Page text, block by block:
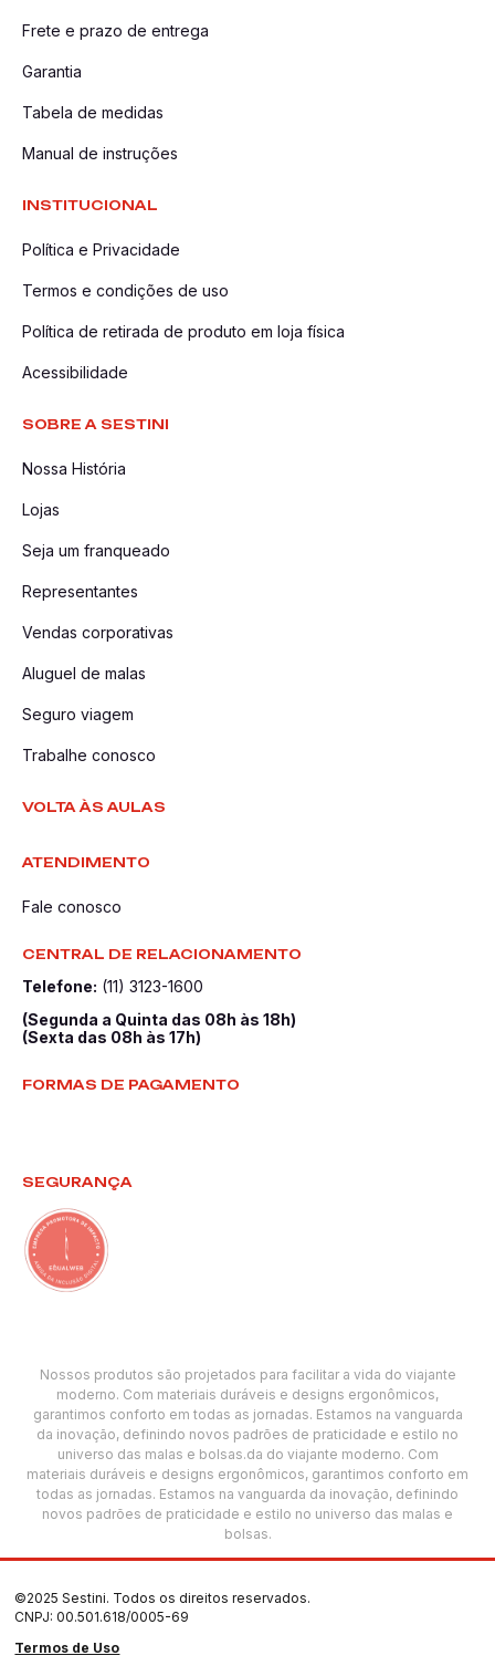
Frete e prazo de entrega
Garantia
Tabela de medidas
Manual de instruções
INSTITUCIONAL
Política e Privacidade
Termos e condições de uso
Política de retirada de produto em loja física
Acessibilidade
SOBRE A SESTINI
Nossa História
Lojas
Seja um franqueado
Representantes
Vendas corporativas
Aluguel de malas
Seguro viagem
Trabalhe conosco
VOLTA ÀS AULAS
ATENDIMENTO
Fale conosco
CENTRAL DE RELACIONAMENTO
Telefone: (11) 3123-1600
(Segunda a Quinta das 08h às 18h)
(Sexta das 08h às 17h)
FORMAS DE PAGAMENTO
SEGURANÇA
Nossos produtos são projetados para facilitar a vida do viajante
moderno. Com materiais duráveis e designs ergonômicos,
garantimos conforto em todas as jornadas. Estamos na vanguarda
da inovação, definindo novos padrões de praticidade e estilo no
universo das malas e bolsas.da do viajante moderno. Com
materiais duráveis e designs ergonômicos, garantimos conforto em
todas as jornadas. Estamos na vanguarda da inovação, definindo
novos padrões de praticidade e estilo no universo das malas e
bolsas.
©2025 Sestini. Todos os direitos reservados.
CNPJ: 00.501.618/0005-69
Termos de Uso